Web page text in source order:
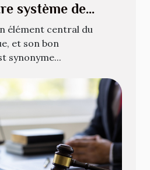
système de
élément central du
et son bon
synonyme...